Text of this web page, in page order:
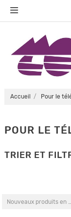
Accueil Pour le
POUR LE
TRIER ET
Nouveaux produits en